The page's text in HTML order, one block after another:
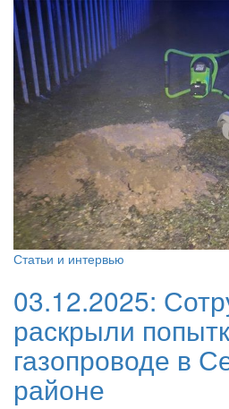
Статьи и интервью
03.12.2025:
раскрыли
газопроводе в
районе